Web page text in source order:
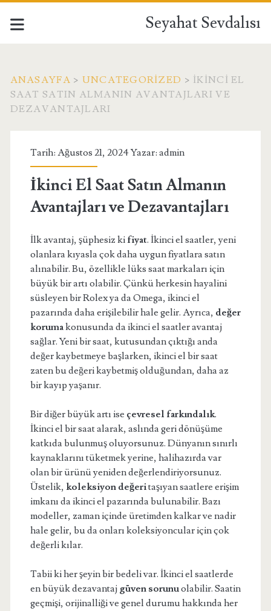
Seyahat Sevdalısı
ANASAYFA > UNCATEGORIZED > İKINCI EL
SAAT SATIN ALMANIN AVANTAJLARI VE
DEZAVANTAJLARI
Tarih: Ağustos 21, 2024 Yazar: admin
İkinci El Saat Satın Almanın
Avantajları ve Dezavantajları
İlk avantaj, şüphesiz ki fiyat. İkinci el saatler, yeni
olanlara kıyasla çok daha uygun fiyatlara satın
alınabilir. Bu, özellikle lüks saat markaları için
büyük bir artı olabilir. Çünkü herkesin hayalini
süsleyen bir Rolex ya da Omega, ikinci el
pazarında daha erişilebilir hale gelir. Ayrıca, değer
korumakonusunda da ikinci el saatler avantaj
sağlar. Yeni bir saat, kutusundan çıktığı anda
değer kaybetmeye başlarken, ikinci el bir saat
zaten bu değeri kaybetmiş olduğundan, daha az
bir kayıp yaşanır.
Bir diğer büyük artı ise çevresel farkındalık.
İkinci el bir saat alarak, aslında geri dönüşüme
katkıda bulunmuş oluyorsunuz. Dünyanın sınırlı
kaynaklarını tüketmek yerine, halihazırda var
olan bir ürünü yeniden değerlendiriyorsunuz.
Üstelik, koleksiyon değeritaşıyan saatlere erişim
imkanı da ikinci el pazarında bulunabilir. Bazı
modeller, zaman içinde üretimden kalkar ve nadir
hale gelir, bu da onları koleksiyoncular için çok
değerli kılar.
Tabii ki her şeyin bir bedeli var. İkinci el saatlerde
en büyük dezavantaj güven sorunuolabilir. Saatin
geçmişi, orijinalliği ve genel durumu hakkında her